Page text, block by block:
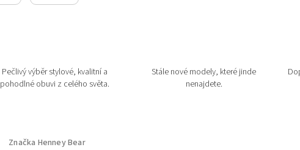
Pečlivý výběr stylové, kvalitní a
pohodlné obuvi z celého světa.
Stále nové modely, které jinde
nenajdete.
Značka Henney Bear